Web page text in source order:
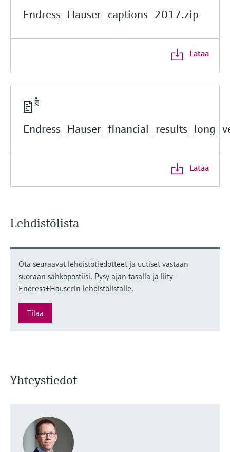
Endress_Hauser_captions_2017.zip
Lataa
Lataa
Lehdistölista
Ota seuraavat lehdistötiedotteet ja uutiset vastaan
suoraan sähköpostiisi. Pysy ajan tasalla ja liity
Endress+Hauserin lehdistölistalle.
Tilaa
Yhteystiedot